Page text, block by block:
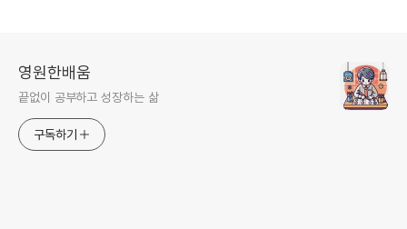
영원한배움
끝없이 공부하고 성장하는 삶
구독하기